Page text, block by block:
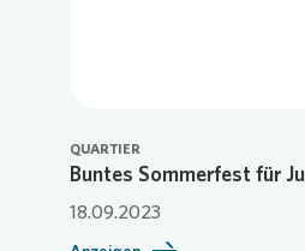
QUARTIER
Buntes Sommerfest für
18.09.2023